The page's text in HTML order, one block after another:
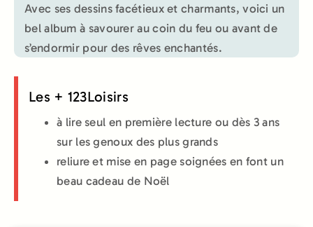
Avec ses dessins facétieux et charmants, voici un
bel album à savourer au coin du feu ou avant de
s’endormir pour des rêves enchantés.
Les + 123Loisirs
à lire seul en première lecture ou dès 3 ans
sur les genoux des plus grands
reliure et mise en page soignées en font un
beau cadeau de Noël